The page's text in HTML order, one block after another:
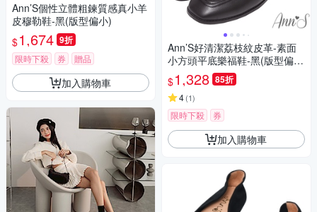
Ann’S個性立體粗鍊質感真小羊
皮穆勒鞋-黑(版型偏小)
$1,674 9折
限時下殺 券 贈品
加入購物車
Ann’S好清潔荔枝紋皮革-素面
小方頭平底樂福鞋-黑(版型偏
小)
$1,328 85折
4(1)
限時下殺 券
加入購物車